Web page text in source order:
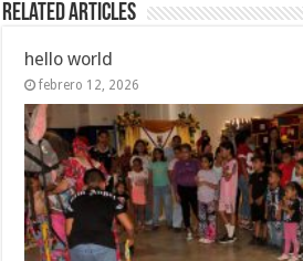
Related Articles
hello world
febrero 12, 2026